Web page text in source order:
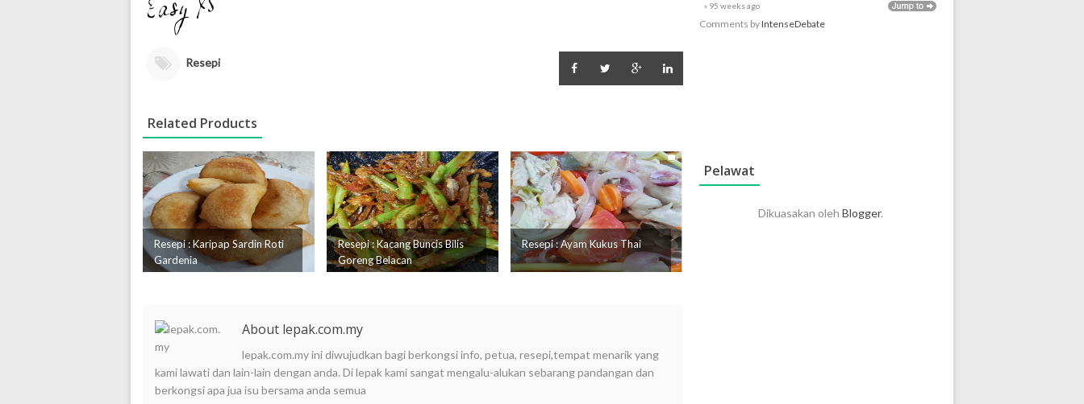
Resepi
Related Products
Resepi : Karipap Sardin Roti
Gardenia
Resepi : Kacang Buncis Bilis
Goreng Belacan
Resepi : Ayam Kukus Thai
About lepak.com.my
lepak.com.my ini diwujudkan bagi berkongsi info, petua, resepi,tempat menarik yang
kami lawati dan lain-lain dengan anda. Di lepak kami sangat mengalu-alukan sebarang pandangan dan
berkongsi apa jua isu bersama anda semua
» 95 weeks ago
Comments byIntenseDebate
Pelawat
Dikuasakan oleh Blogger.